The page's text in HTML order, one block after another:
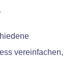
vereinfachen,